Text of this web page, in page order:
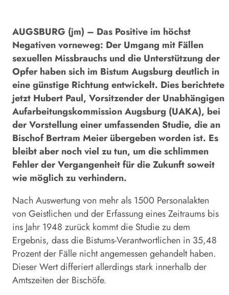
AUGSBURG (jm) – Das Positive im höchst
Negativen vorneweg: Der Umgang mit Fällen
sexuellen Missbrauchs und die Unterstützung der
Opfer haben sich im Bistum Augsburg deutlich in
eine günstige Richtung entwickelt. Dies berichtete
jetzt Hubert Paul, Vorsitzender der Unabhängigen
Aufarbeitungskommission Augsburg (UAKA), bei
der Vorstellung einer umfassenden Studie, die an
Bischof Bertram Meier übergeben worden ist. Es
bleibt aber noch viel zu tun, um die schlimmen
Fehler der Vergangenheit für die Zukunft soweit
wie möglich zu verhindern.
Nach Auswertung von mehr als 1500 Personalakten
von Geistlichen und der Erfassung eines Zeitraums bis
ins Jahr 1948 zurück kommt die Studie zu dem
Ergebnis, dass die Bistums-Verantwortlichen in 35,48
Prozent der Fälle nicht angemessen gehandelt haben.
Dieser Wert differiert allerdings stark innerhalb der
Amtszeiten der Bischöfe.